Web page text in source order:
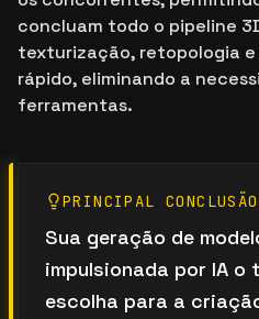
concluam todo o pipeline
texturização, retopologia
rápido, eliminando a
ferramentas.
PRINCIPAL CONCLUSÃO
Sua geração de
impulsionada por IA o
escolha para a